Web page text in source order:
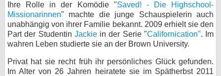
Ihre Rolle in der Komödie "Saved! - Die Highschool-
Missionarinnen" machte die junge Schauspielerin auch
unabhängig von ihrer Familie bekannt. 2009 erhielt sie den
Part der Studentin Jackiein der Serie "Californication". Im
wahren Leben studierte sie an der Brown University.
Privat hat sie recht früh ihr persönliches Glück gefunden.
Im Alter von 26 Jahren heiratete sie im Spätherbst 2011
Impressum
Desktop-Ansicht
myFanbase